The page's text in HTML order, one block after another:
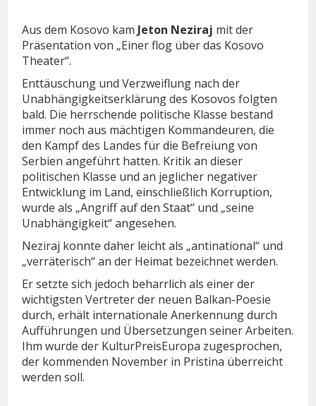
Aus dem Kosovo kam Jeton Neziraj mit der
Präsentation von „Einer flog über das Kosovo
Theater“.
Enttäuschung und Verzweiflung nach der
Unabhängigkeitserklärung des Kosovos folgten
bald. Die herrschende politische Klasse bestand
immer noch aus mächtigen Kommandeuren, die
den Kampf des Landes für die Befreiung von
Serbien angeführt hatten. Kritik an dieser
politischen Klasse und an jeglicher negativer
Entwicklung im Land, einschließlich Korruption,
wurde als „Angriff auf den Staat“ und „seine
Unabhängigkeit“ angesehen.
Neziraj konnte daher leicht als „antinational“ und
„verräterisch“ an der Heimat bezeichnet werden.
Er setzte sich jedoch beharrlich als einer der
wichtigsten Vertreter der neuen Balkan-Poesie
durch, erhält internationale Anerkennung durch
Aufführungen und Übersetzungen seiner Arbeiten.
Ihm wurde der KulturPreisEuropa zugesprochen,
der kommenden November in Pristina überreicht
werden soll.